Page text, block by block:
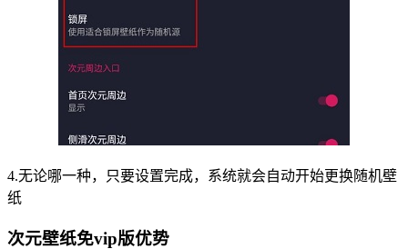
4.无论哪一种，只要设置完成，系统就会自动开始更换随机壁
纸
次元壁纸免vip版优势